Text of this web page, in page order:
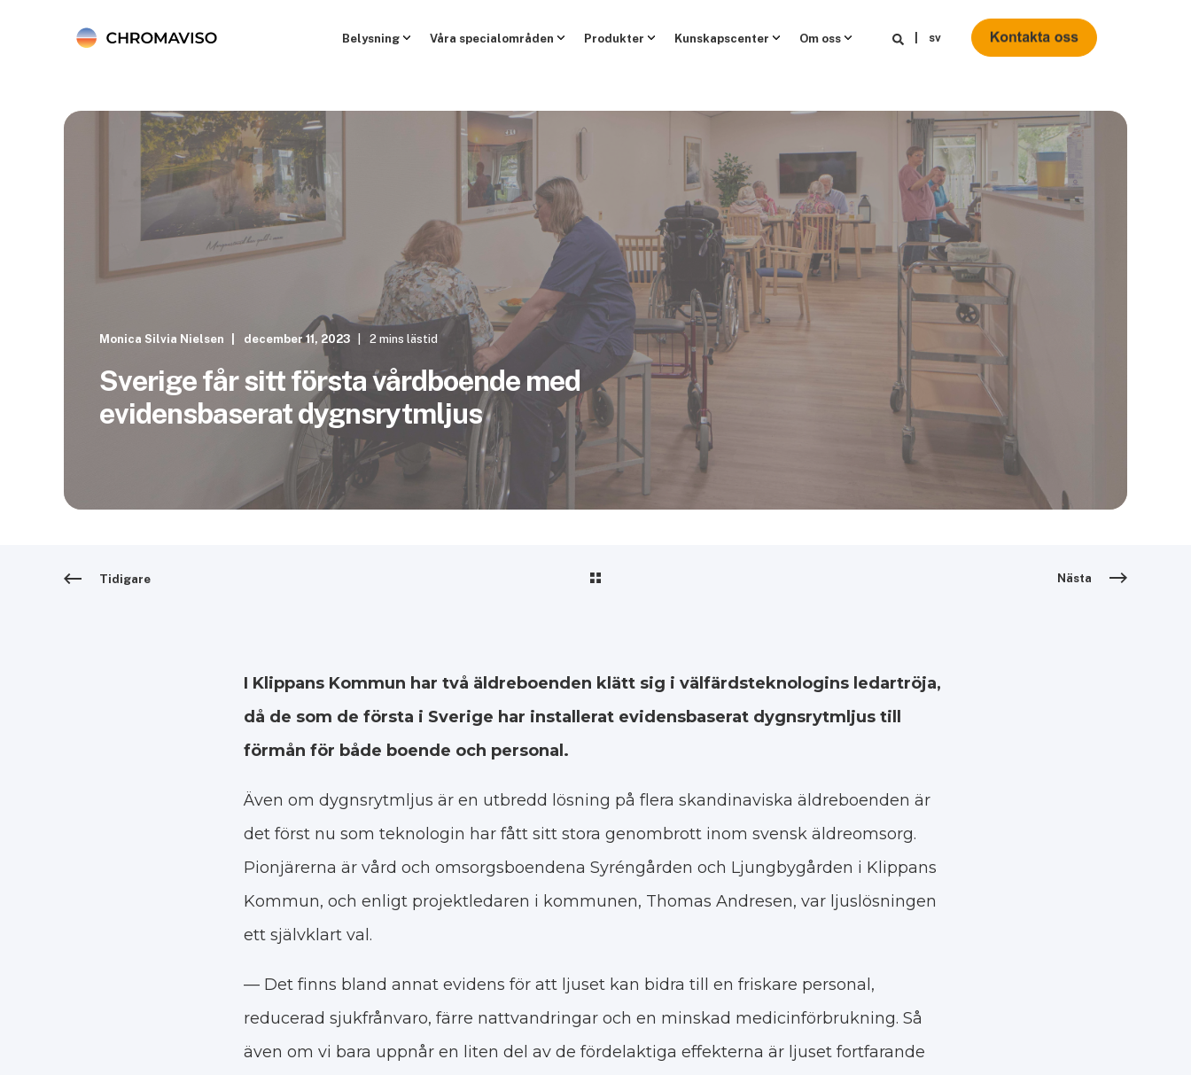
Belysning Våra specialområden Produkter Kunskapscenter Om oss sv
Monica Silvia Nielsen december 11, 2023 2 mins lästid
Sverige får sitt första vårdboende med
evidensbaserat dygnsrytmljus
Tidigare Nästa
I Klippans Kommun har två äldreboenden klätt sig i välfärdsteknologins ledartröja,
då de som de första i Sverige har installerat evidensbaserat dygnsrytmljus till
förmån för både boende och personal.
Även om dygnsrytmljus är en utbredd lösning på flera skandinaviska äldreboenden är
det först nu som teknologin har fått sitt stora genombrott inom svensk äldreomsorg.
Pionjärerna är vård och omsorgsboendena Syréngården och Ljungbygården i Klippans
Kommun, och enligt projektledaren i kommunen, Thomas Andresen, var ljuslösningen
ett självklart val.
— Det finns bland annat evidens för att ljuset kan bidra till en friskare personal,
reducerad sjukfrånvaro, färre nattvandringar och en minskad medicinförbrukning. Så
även om vi bara uppnår en liten del av de fördelaktiga effekterna är ljuset fortfarande